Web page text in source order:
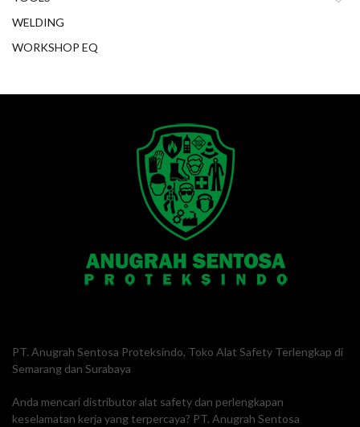
WELDING
WORKSHOP EQ
PT. Anugrah Sentosa Proteksindo, Toko Alat Safety Terlengkap di
Semarang dan Surabaya
Anda mencari distributor alat safety dan perlengkapan
keselamatan kerja yang terpercaya? PT. Anugrah Sentosa